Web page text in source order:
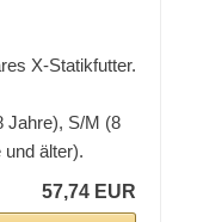
X-Statikfutter.
Jahre), S/M (8
und älter).
57,74 EUR